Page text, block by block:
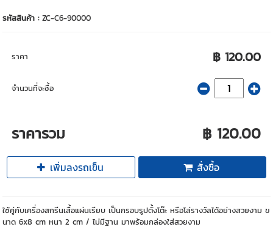
รหัสสินค้า :ZC-C6-90000
ราคา ฿ 120.00
จำนวนที่จะซื้อ
ราคารวม ฿ 120.00
เพิ่มลงรถเข็น สั่งซื้อ
ใช้คู่กับเครื่องสกรีนเสื้อแผ่นเรียบ เป็นกรอบรูปตั้งโต๊ะ หรือโล่รางวัลได้อย่างสวยงาม ข
นาด 6x8 cm หนา 2 cm / ไม่มีฐาน มาพร้อมกล่องใส่สวยงาม